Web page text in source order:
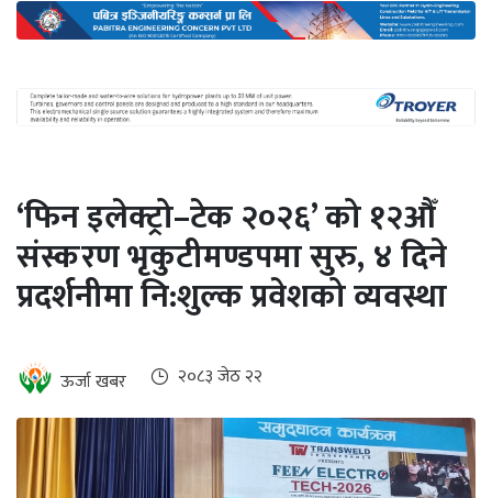
ऊर्जा
दक्षता
खबर
हरित
हाइड्रोजन
सम्पादकीय
बैंक
पर्यटन
‘फिन इलेक्ट्रो–टेक २०२६’ को १२औँ
संस्करण भृकुटीमण्डपमा सुरु, ४ दिने
प्रदर्शनीमा नि:शुल्क प्रवेशको व्यवस्था
ऊर्जा खबर २०८३ जेठ २२